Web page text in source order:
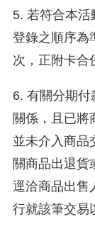
5. 若符合本
登錄之順序為
次，正附卡合
6. 有關分期
關係，且已將
並未介入商品
關商品出退貨
逕洽商品出售
行就該筆交易